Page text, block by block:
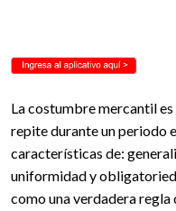
La costumbre mercantil
repite durante un periodo
características de:
uniformidad y
como una verdadera